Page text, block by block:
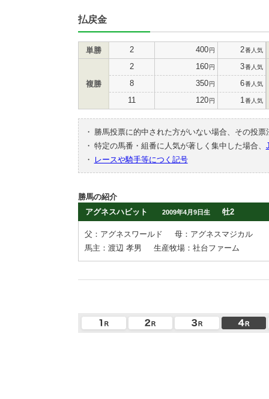
払戻金
単勝 2 400円 2番人気
複勝
2 160円 3番人気
8 350円 6番人気
11 120円 1 番人気
・
勝馬投票に的中された方がいない場合、その投
・ 特定の馬番・組番に人気が著しく集中した場合、
・
レースや騎手等につく記号
勝馬の紹介
アグネスハビット
2009年4月9日生 牡2
父：アグネスワールド
母：アグネスマジカル
馬主：渡辺 孝男
生産牧場：社台ファーム